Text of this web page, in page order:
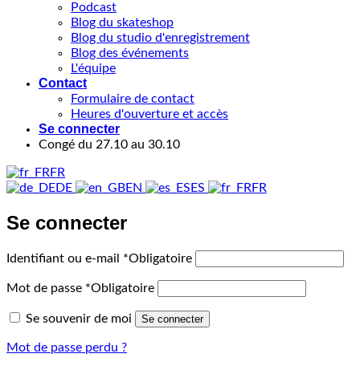
Podcast
Blog du skateshop
Blog du studio d'enregistrement
Blog des événements
L'équipe
Contact
Formulaire de contact
Heures d'ouverture et accès
Se connecter
Congé du 27.10 au 30.10
FR
DE
EN ES FR
Se connecter
Identifiant ou e-mail *Obligatoire
Mot de passe *Obligatoire
Se souvenir de moi Se connecter
Mot de passe perdu ?